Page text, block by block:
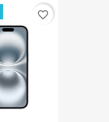
favorite_border